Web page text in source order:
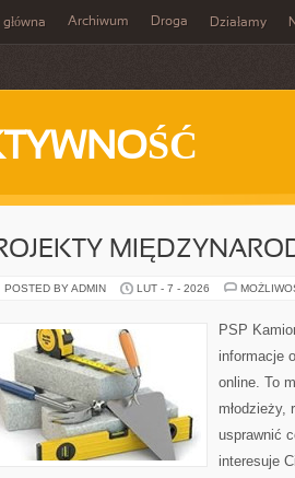
Archiwum Droga Działamy
POSTED BY ADMIN LUT - 7 - 2026
PSP
informacje
online. To
usprawnić
interesuje